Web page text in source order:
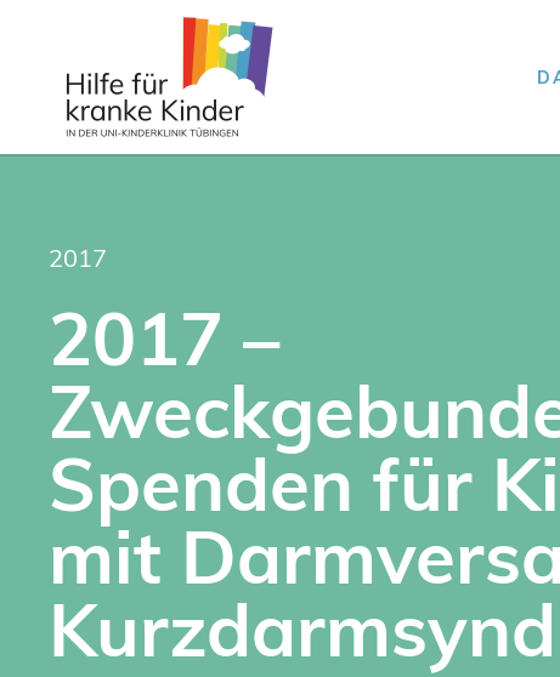
2017
2017 –
Spenden für
mit